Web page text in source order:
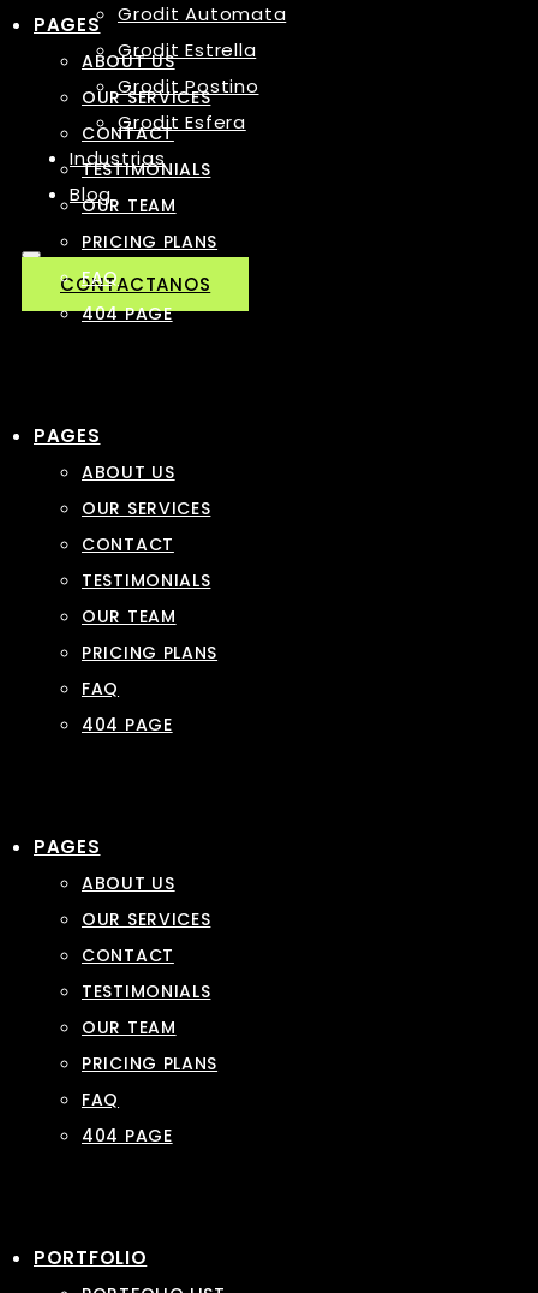
Grodit Automata
Grodit Estrella
Grodit Postino
Grodit Esfera
Industrias
Blog
CONTACTANOS
PAGES
ABOUT US
OUR SERVICES
CONTACT
TESTIMONIALS
OUR TEAM
PRICING PLANS
FAQ
404 PAGE
PAGES
ABOUT US
OUR SERVICES
CONTACT
TESTIMONIALS
OUR TEAM
PRICING PLANS
FAQ
404 PAGE
PAGES
ABOUT US
OUR SERVICES
CONTACT
TESTIMONIALS
OUR TEAM
PRICING PLANS
FAQ
404 PAGE
PORTFOLIO